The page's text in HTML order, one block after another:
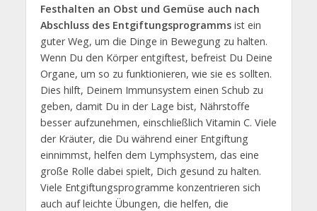
Festhalten an Obst und Gemüse auch nach
Abschluss des Entgiftungsprogrammsist ein
guter Weg, um die Dinge in Bewegung zu halten.
Wenn Du den Körper entgiftest, befreist Du Deine
Organe, um so zu funktionieren, wie sie es sollten.
Dies hilft, Deinem Immunsystem einen Schub zu
geben, damit Du in der Lage bist, Nährstoffe
besser aufzunehmen, einschließlich Vitamin C. Viele
der Kräuter, die Du während einer Entgiftung
einnimmst, helfen dem Lymphsystem, das eine
große Rolle dabei spielt, Dich gesund zu halten.
Viele Entgiftungsprogramme konzentrieren sich
auch auf leichte Übungen, die helfen, die